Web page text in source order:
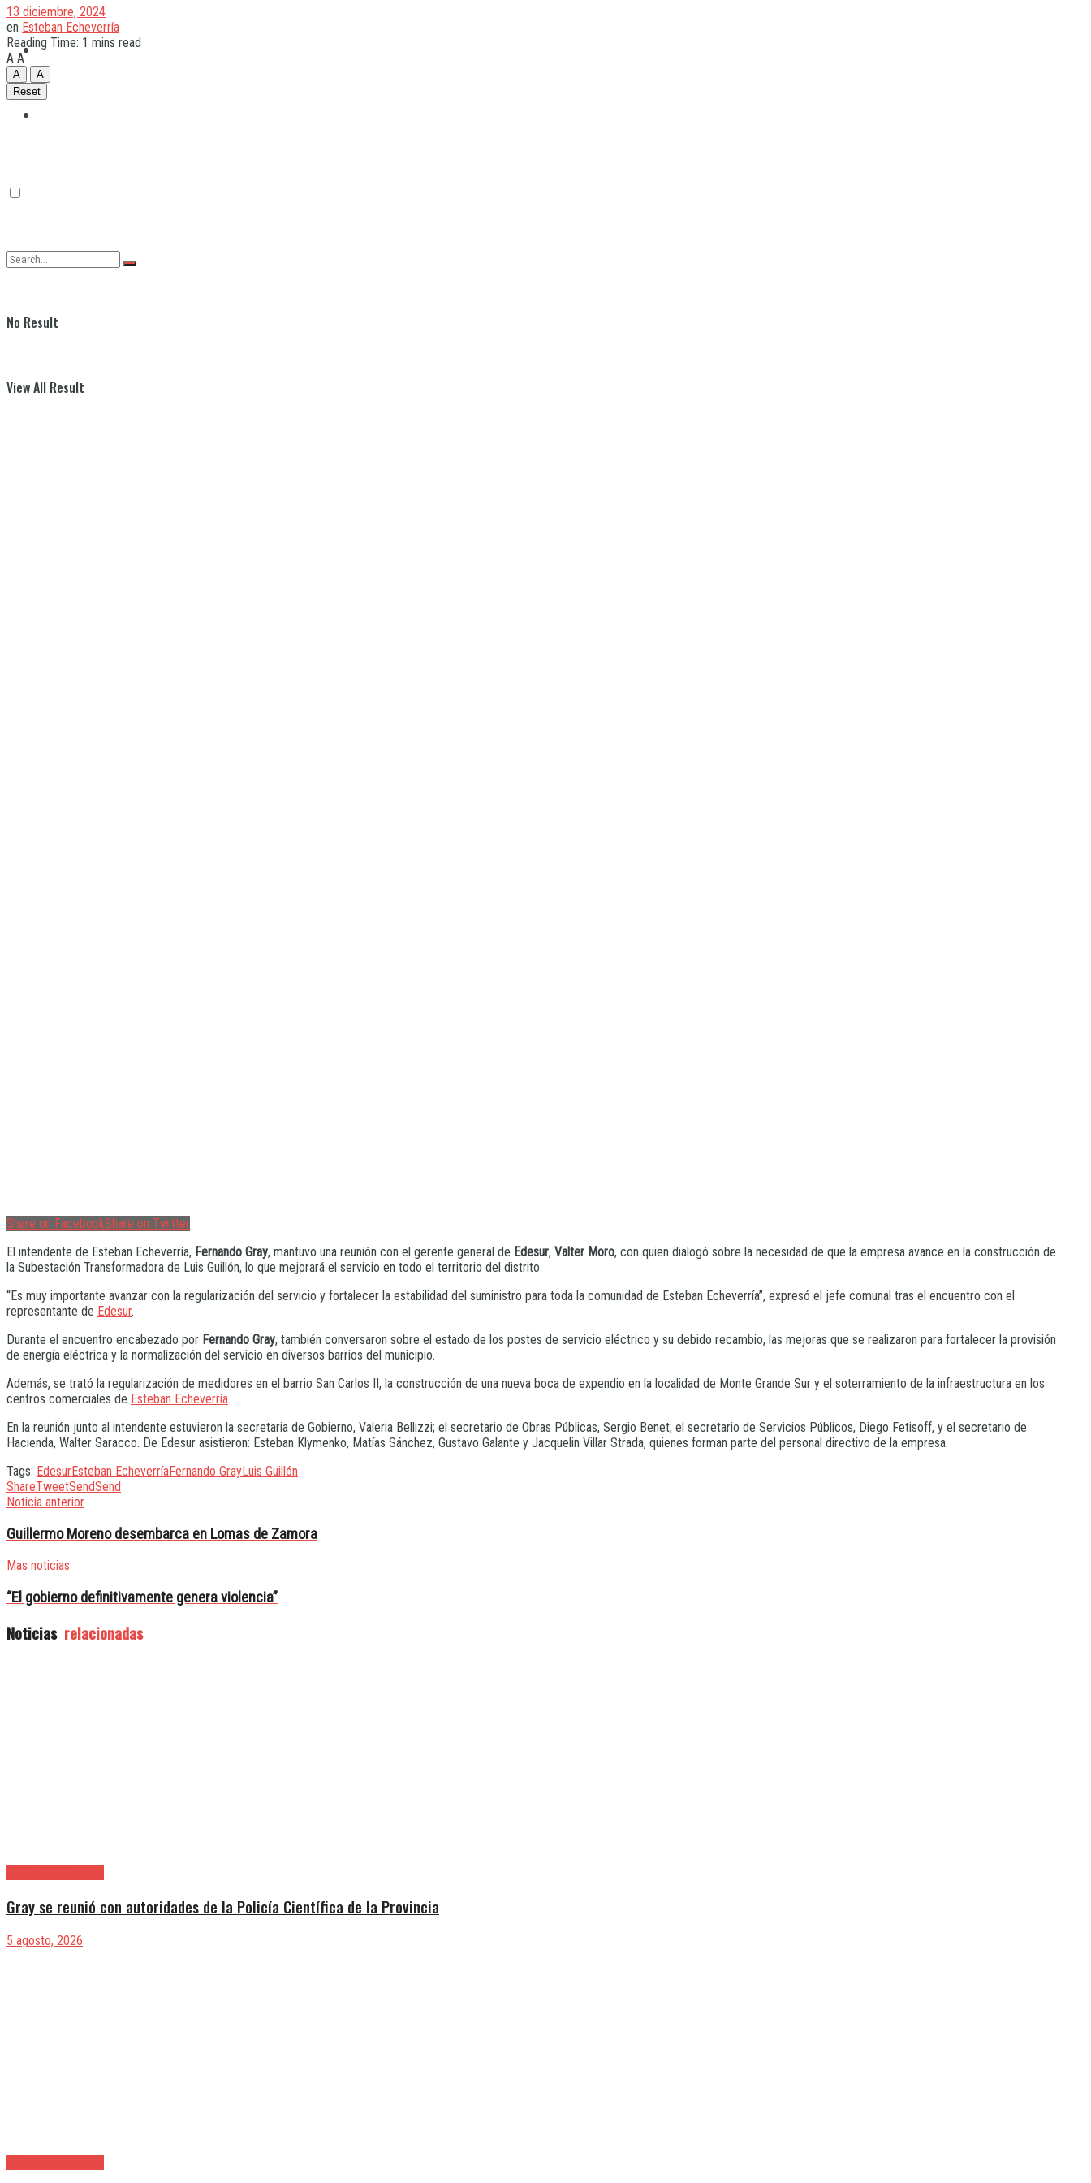
Quilmes
No Result
View All Result
13 diciembre, 2024
en Esteban Echeverría
Reading Time: 1 mins read
A A
A
A
Reset
Share on FacebookShare on Twitter
El intendente de Esteban Echeverría, Fernando Gray, mantuvo una reunión con el gerente general de Edesur, Valter Moro, con quien dialogó sobre la necesidad de que la empresa avance en la construcción de
la Subestación Transformadora de Luis Guillón, lo que mejorará el servicio en todo el territorio del distrito.
“Es muy importante avanzar con la regularización del servicio y fortalecer la estabilidad del suministro para toda la comunidad de Esteban Echeverría”, expresó el jefe comunal tras el encuentro con el
representante de Edesur.
Durante el encuentro encabezado por Fernando Gray, también conversaron sobre el estado de los postes de servicio eléctrico y su debido recambio, las mejoras que se realizaron para fortalecer la provisión
de energía eléctrica y la normalización del servicio en diversos barrios del municipio.
Además, se trató la regularización de medidores en el barrio San Carlos II, la construcción de una nueva boca de expendio en la localidad de Monte Grande Sur y el soterramiento de la infraestructura en los
centros comerciales de Esteban Echeverría.
En la reunión junto al intendente estuvieron la secretaria de Gobierno, Valeria Bellizzi; el secretario de Obras Públicas, Sergio Benet; el secretario de Servicios Públicos, Diego Fetisoff, y el secretario de
Hacienda, Walter Saracco. De Edesur asistieron: Esteban Klymenko, Matías Sánchez, Gustavo Galante y Jacquelin Villar Strada, quienes forman parte del personal directivo de la empresa.
Tags: EdesurEsteban EcheverríaFernando GrayLuis Guillón
ShareTweetSendSend
Noticia anterior
Guillermo Moreno desembarca en Lomas de Zamora
Mas noticias
“El gobierno definitivamente genera violencia”
Noticias relacionadas
Gray se reunió con autoridades de la Policía Científica de la Provincia
5 agosto, 2026